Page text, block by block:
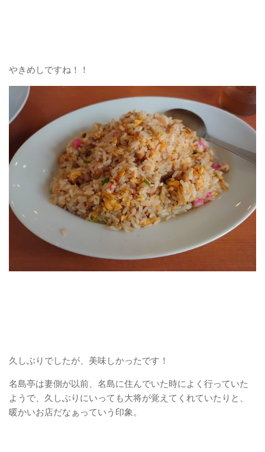
やきめしですね！！
久しぶりでしたが、美味しかったです！
名島亭は妻側が以前、名島に住んでいた時によく行っていた
ようで、久しぶりにいっても大将が覚えてくれていたりと、
暖かいお店だなぁっていう印象。